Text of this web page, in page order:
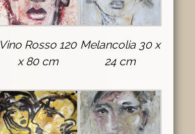
Vino Rosso 120
x 80 cm
Melancolia 30 x
24 cm